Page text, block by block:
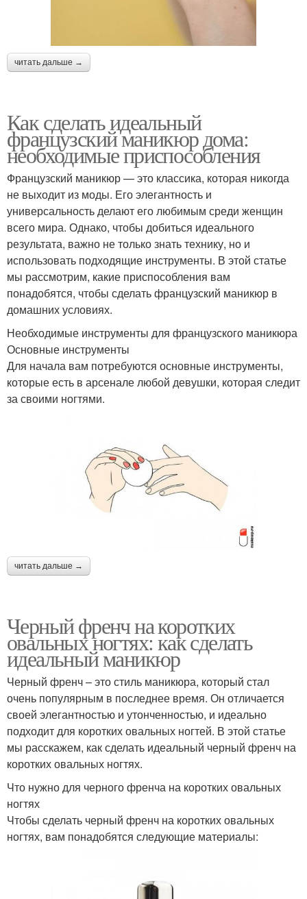
читать дальше →
Как сделать идеальный
французский маникюр дома:
необходимые приспособления
Французский маникюр — это классика, которая никогда
не выходит из моды. Его элегантность и
универсальность делают его любимым среди женщин
всего мира. Однако, чтобы добиться идеального
результата, важно не только знать технику, но и
использовать подходящие инструменты. В этой статье
мы рассмотрим, какие приспособления вам
понадобятся, чтобы сделать французский маникюр в
домашних условиях.
Необходимые инструменты для французского маникюра
Основные инструменты
Для начала вам потребуются основные инструменты,
которые есть в арсенале любой девушки, которая следит
за своими ногтями.
читать дальше →
Черный френч на коротких
овальных ногтях: как сделать
идеальный маникюр
Черный френч – это стиль маникюра, который стал
очень популярным в последнее время. Он отличается
своей элегантностью и утонченностью, и идеально
подходит для коротких овальных ногтей. В этой статье
мы расскажем, как сделать идеальный черный френч на
коротких овальных ногтях.
Что нужно для черного френча на коротких овальных
ногтях
Чтобы сделать черный френч на коротких овальных
ногтях, вам понадобятся следующие материалы: